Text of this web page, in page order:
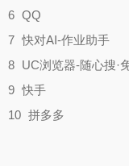
6 QQ
聊天社交
7 快对AI-作业助手
实用工具
8
9 快手
10 拼多多